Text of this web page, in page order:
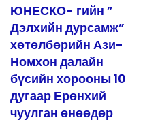
ЮНЕСКО- гийн ”
Дэлхийн дурсамж”
хөтөлбөрийн Ази-
Номхон далайн
бүсийн хорооны 10
дугаар Ерөнхий
чуулган өнөөдөр